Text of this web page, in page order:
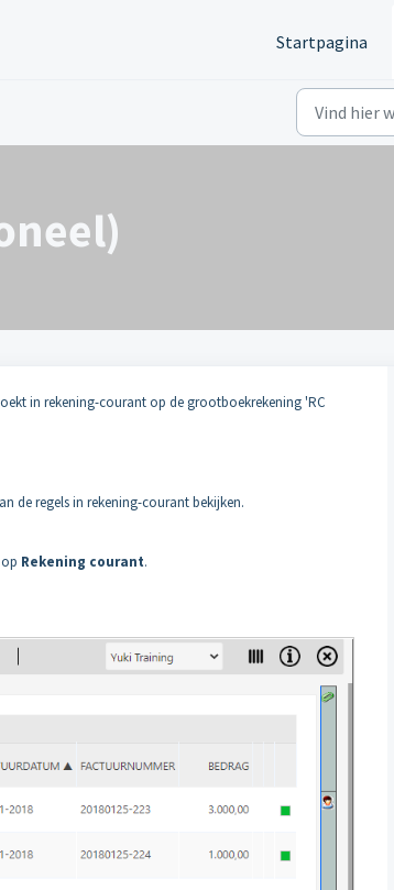
Startpagina
in rekening-courant op de grootboekrekening 'RC
de regels in rekening-courant bekijken.
Rekening courant.